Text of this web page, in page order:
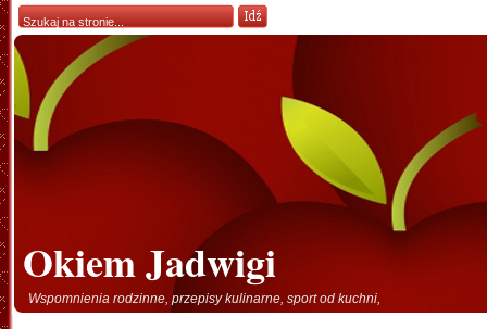
Okiem Jadwigi
Wspomnienia rodzinne, przepisy kulinarne, sport od kuchni,